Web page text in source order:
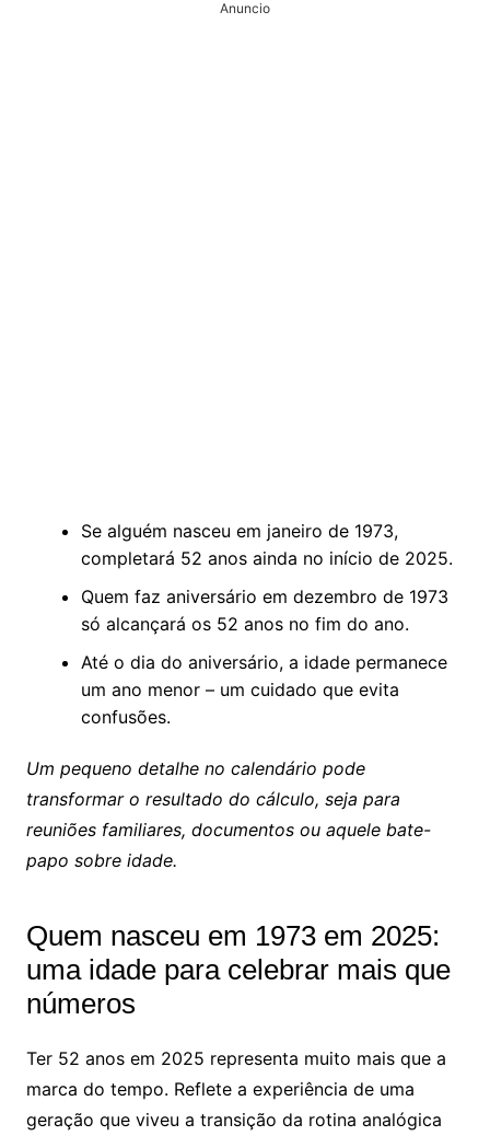
Anuncio
Se alguém nasceu em janeiro de 1973,
completará 52 anos ainda no início de 2025.
Quem faz aniversário em dezembro de 1973
só alcançará os 52 anos no fim do ano.
Até o dia do aniversário, a idade permanece
um ano menor – um cuidado que evita
confusões.
Um pequeno detalhe no calendário pode
transformar o resultado do cálculo, seja para
reuniões familiares, documentos ou aquele bate-
papo sobre idade.
Quem nasceu em 1973 em 2025:
uma idade para celebrar mais que
números
Ter 52 anos em 2025 representa muito mais que a
marca do tempo. Reflete a experiência de uma
geração que viveu a transição da rotina analógica